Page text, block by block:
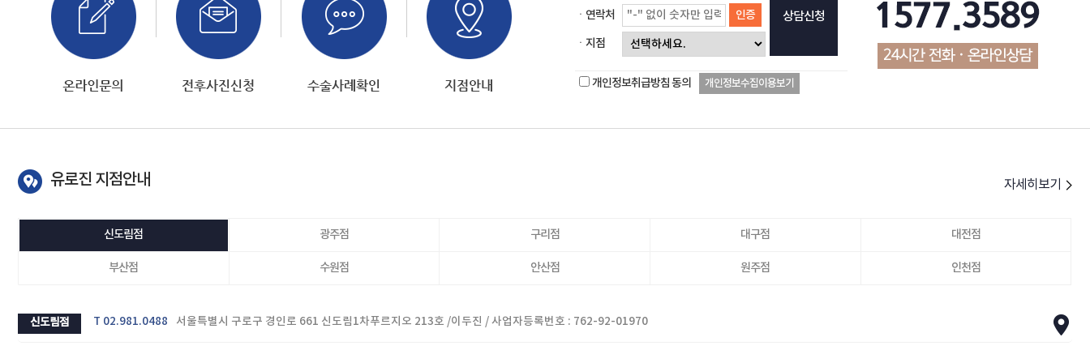
상담신청
ㆍ연락처 인증
ㆍ지점
개인정보취급방침 동의 개인정보수집이용보기
유로진 지점안내 자세히보기
신도림점 광주점 구리점 대구점 대전점
부산점 수원점 안산점 원주점 인천점
신도림점 T 02.981.0488 서울특별시 구로구 경인로 661 신도림1차푸르지오 213호 /이두진 / 사업자등록번호 : 762-92-01970